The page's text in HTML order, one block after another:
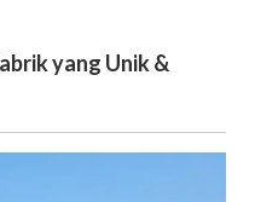
yang Unik &